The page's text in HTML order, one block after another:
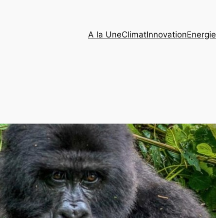
A la UneClimatInnovationEnergie